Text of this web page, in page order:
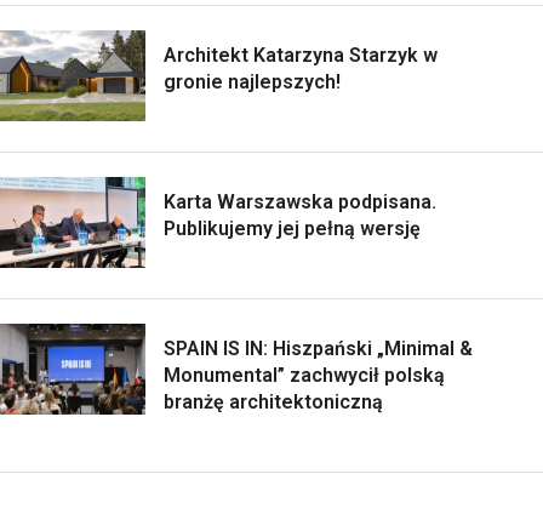
Architekt Katarzyna Starzyk w
gronie najlepszych!
Karta Warszawska podpisana.
Publikujemy jej pełną wersję
SPAIN IS IN: Hiszpański „Minimal &
Monumental” zachwycił polską
branżę architektoniczną